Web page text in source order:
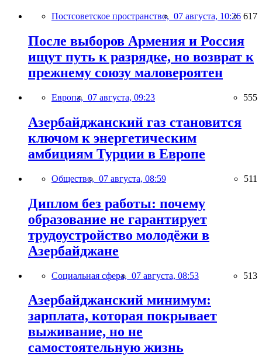
Постсоветское пространство, 07 августа, 10:26 617
После выборов Армения и Россия
ищут путь к разрядке, но возврат к
прежнему союзу маловероятен
Европа, 07 августа, 09:23 555
Азербайджанский газ становится
ключом к энергетическим
амбициям Турции в Европе
Общество, 07 августа, 08:59 511
Диплом без работы: почему
образование не гарантирует
трудоустройство молодёжи в
Азербайджане
Социальная сфера, 07 августа, 08:53 513
Азербайджанский минимум:
зарплата, которая покрывает
выживание, но не
самостоятельную жизнь